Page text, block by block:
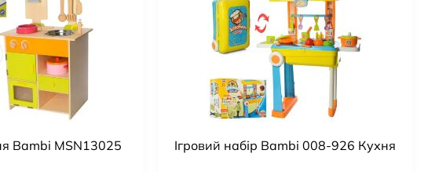
Bambi MSN13025 Ігровий набір Bambi 008-926 Кухня